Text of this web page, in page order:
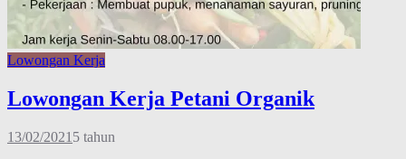
Lowongan Kerja
Lowongan Kerja Petani Organik
13/02/2021 5 tahun